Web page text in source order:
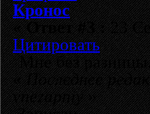
Кронос
«Ответ #3 :23
Цитировать
Мне без
«Последнее
vnezapniy»